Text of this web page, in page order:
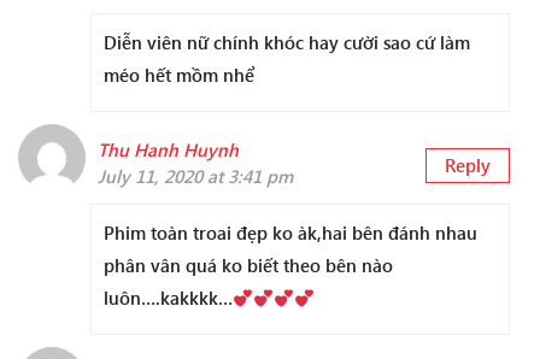
Diễn viên nữ chính khóc hay cười sao cứ làm
méo hết mồm nhể
Thu Hanh Huynh
July 11, 2020 at 3:41 pm
Reply
Phim toàn troai đẹp ko àk,hai bên đánh nhau
phân vân quá ko biết theo bên nào
luôn….kakkkk…